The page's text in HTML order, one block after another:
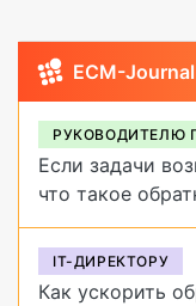
ECM-
РУКОВОДИТЕЛЮ
Если задачи
что такое
от него
IT-ДИРЕКТОРУ
Как ускорить